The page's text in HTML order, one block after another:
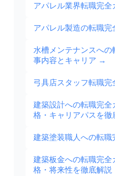
アパレル業界転職完全
アパレル製造の転職完
水槽メンテナンスへの
事内容とキャリア →
弓具店スタッフ転職完
建築設計への転職完全
格・キャリアパスを徹
建築塗装職人への転職
建築板金への転職完全
格・将来性を徹底解説